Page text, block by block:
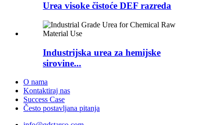
Urea visoke čistoće DEF razreda
Industrijska urea za hemijske
sirovine...
O nama
Kontaktiraj nas
Success Case
Često postavljana pitanja